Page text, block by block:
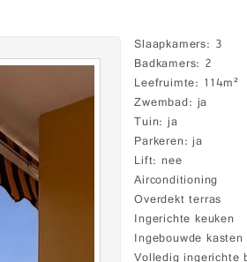
Slaapkamers 3
Badkamers 2
Leefruimte 114m²
Zwembad ja
Tuin ja
Parkeren ja
Lift nee
Airconditioning
Overdekt terras
Ingerichte keuken
Ingebouwde kasten